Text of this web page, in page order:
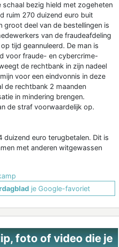
schaal bezig hield met zogeheten
ruim 270 duizend euro buit
groot deel van de bestellingen is
van de fraudeafdeling
tijd geannuleerd. De man is
voor fraude- en cybercrime-
de rechtbank in zijn nadeel
voor een eindvonnis in deze
de rechtbank 2 maanden
in mindering brengen.
de straf voorwaardelijk op.
euro terugbetalen. Dit is
met anderen witgewassen
je Google-favoriet
foto of video die je